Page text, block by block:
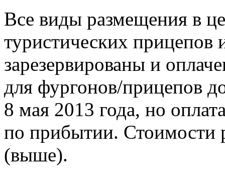
Все виды размещения в
туристических
зарезервированы и
для фургонов/прицепов
8 мая 2013 года, но
по прибытии. Стоимости
(выше).